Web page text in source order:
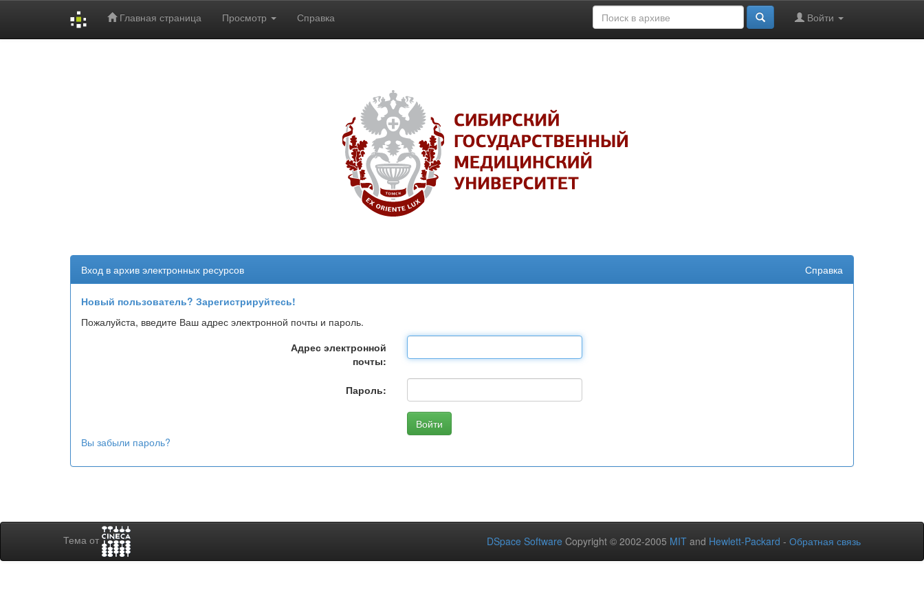
Главная страница Просмотр Справка Войти
Вход в архив электронных ресурсов Справка
Новый пользователь? Зарегистрируйтесь!
Пожалуйста, введите Ваш адрес электронной почты и пароль.
Адрес электронной
почты:
Пароль:
Вы забыли пароль?
Тема от DSpace Software Copyright © 2002-2005 MIT and Hewlett-Packard - Обратная связь